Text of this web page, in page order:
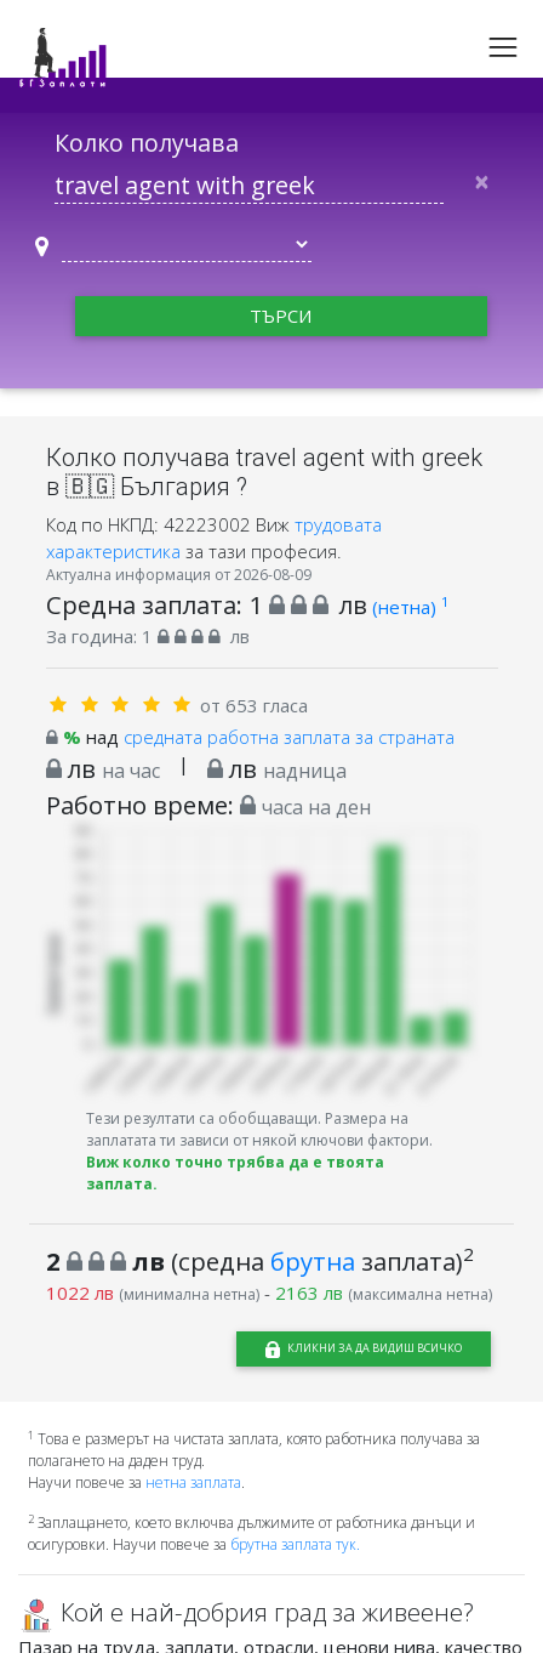
Колко получава
×
ТЪРСИ
Колко получава travel agent with greek
в 🇧🇬 България ?
Код по НКПД: 42223002 Виж трудовата
характеристика за тази професия.
Актуална информация от 2026-08-09
Средна заплата: 1 лв (нетна) 1
За година: 1 лв
от 653 гласа
% над средната работна заплата за страната
лв на час | лв надница
Работно време: часа на ден
Тези резултати са обобщаващи. Размера на
заплатата ти зависи от някой ключови фактори.
Виж колко точно трябва да е твоята
заплата.
2 лв (средна брутна заплата)2
1022 лв (минимална нетна)- 2163 лв (максимална нетна)
КЛИКНИ ЗА ДА ВИДИШ ВСИЧКО
1 Това е размерът на чистата заплата, която работника получава за
полагането на даден труд.
Научи повече за нетна заплата.
2Заплащането, което включва дължимите от работника данъци и
осигуровки. Научи повече за брутна заплата тук.
Кой е най-добрия град за живеене?
Пазар на труда, заплати, отрасли, ценови нива, качество